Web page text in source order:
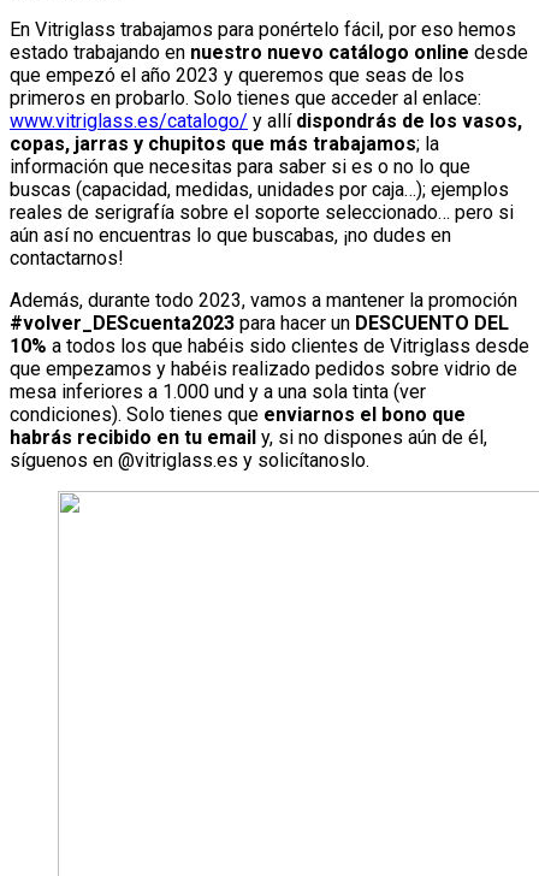
En Vitriglass trabajamos para ponértelo fácil, por eso hemos
estado trabajando en nuestro nuevo catálogo online desde
que empezó el año 2023 y queremos que seas de los
primeros en probarlo. Solo tienes que acceder al enlace:
www.vitriglass.es/catalogo/ y allí dispondrás de los vasos,
copas, jarras y chupitos que más trabajamos; la
información que necesitas para saber si es o no lo que
buscas (capacidad, medidas, unidades por caja…); ejemplos
reales de serigrafía sobre el soporte seleccionado… pero si
aún así no encuentras lo que buscabas, ¡no dudes en
contactarnos!
Además, durante todo 2023, vamos a mantener la promoción
#volver_DEScuenta2023 para hacer un DESCUENTO DEL
10% a todos los que habéis sido clientes de Vitriglass desde
que empezamos y habéis realizado pedidos sobre vidrio de
mesa inferiores a 1.000 und y a una sola tinta (ver
condiciones). Solo tienes que enviarnos el bono que
habrás recibido en tu email y, si no dispones aún de él,
síguenos en @vitriglass.es y solicítanoslo.